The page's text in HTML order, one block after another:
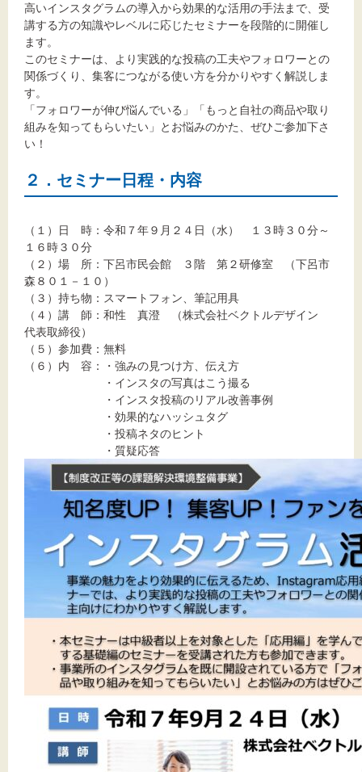
黒 白 黄
高いインスタグラムの導入から効果的な活用の手法まで、受
講する方の知識やレベルに応じたセミナーを段階的に開催し
ます。
このセミナーは、より実践的な投稿の工夫やフォロワーとの
関係づくり、集客につながる使い方を分かりやすく解説しま
す。
「フォロワーが伸び悩んでいる」「もっと自社の商品や取り
組みを知ってもらいたい」とお悩みのかた、ぜひご参加下さ
い！
２．セミナー日程・内容
（１）日 時：令和７年９月２４日（水） １３時３０分～
１６時３０分
（２）場 所：下呂市民会館 ３階 第２研修室 （下呂市
森８０１－１０）
（３）持ち物：スマートフォン、筆記用具
（４）講 師：和性 真澄 （株式会社ベクトルデザイン
代表取締役）
（５）参加費：無料
（６）内 容：・強みの見つけ方、伝え方
・インスタの写真はこう撮る
・インスタ投稿のリアル改善事例
・効果的なハッシュタグ
・投稿ネタのヒント
・質疑応答